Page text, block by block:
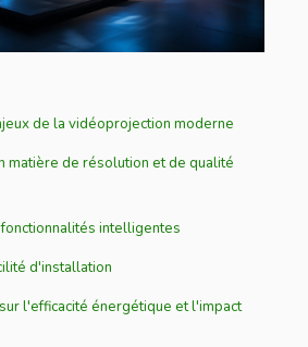
de la vidéoprojection moderne
matière de résolution et de qualité
intelligentes
d'installation
l'efficacité énergétique et l'impact